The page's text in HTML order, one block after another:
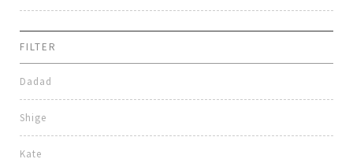
FILTER
Dadad
Shige
Kate